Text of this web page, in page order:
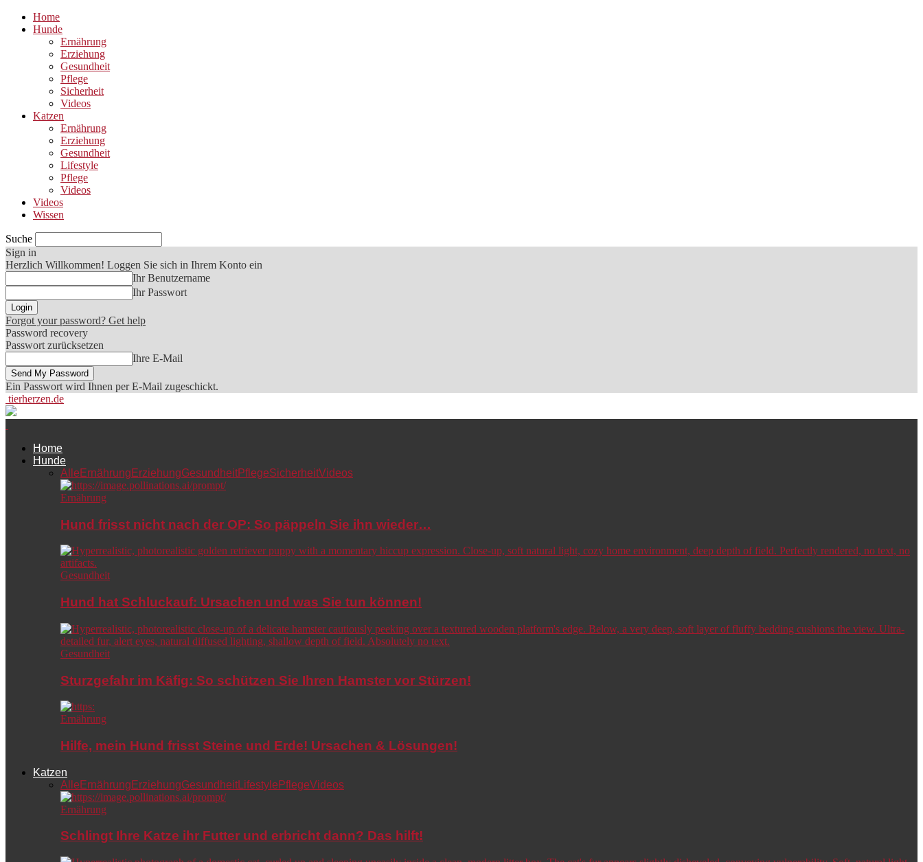
Home
Hunde
Ernährung
Erziehung
Gesundheit
Pflege
Sicherheit
Videos
Katzen
Ernährung
Erziehung
Gesundheit
Lifestyle
Pflege
Videos
Videos
Wissen
Suche
Sign in
Herzlich Willkommen! Loggen Sie sich in Ihrem Konto ein
Ihr Benutzername
Ihr Passwort
Forgot your password? Get help
Password recovery
Passwort zurücksetzen
Ihre E-Mail
Ein Passwort wird Ihnen per E-Mail zugeschickt.
tierherzen.de
Home
Hunde
Alle Ernährung ErziehungGesundheitPflegeSicherheitVideos
Ernährung
Hund frisst nicht nach der OP: So päppeln Sie ihn wieder…
Gesundheit
Hund hat Schluckauf: Ursachen und was Sie tun können!
Gesundheit
Sturzgefahr im Käfig: So schützen Sie Ihren Hamster vor Stürzen!
Ernährung
Hilfe, mein Hund frisst Steine und Erde! Ursachen & Lösungen!
Katzen
Alle Ernährung ErziehungGesundheitLifestyle PflegeVideos
Ernährung
Schlingt Ihre Katze ihr Futter und erbricht dann? Das hilft!